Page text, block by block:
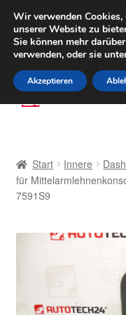
(800) 500
Zur
Navigation
Zum
Inhalt
AGB
Datenschutz-
Start Innere
für
7591S9
Wir verwenden
unserer Website zu
Sie können mehr
verwenden, oder sie
Akzeptieren